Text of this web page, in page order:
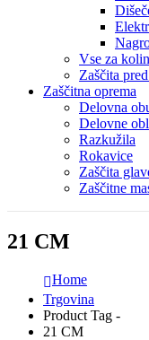
Vse za
Zaščita
Zaščitna oprema
Delovna
Delovne
Razkužila
Rokavice
Zaščita
Zaščitne
21 CM
Home
Trgovina
Product Tag -
21 CM